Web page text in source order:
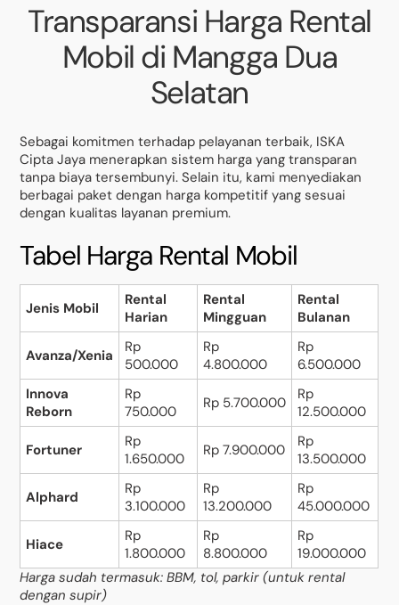
Transparansi Harga Rental
Mobil di Mangga Dua
Selatan
Sebagai komitmen terhadap pelayanan terbaik, ISKA
Cipta Jaya menerapkan sistem harga yang transparan
tanpa biaya tersembunyi. Selain itu, kami menyediakan
berbagai paket dengan harga kompetitif yang sesuai
dengan kualitas layanan premium.
Tabel Harga Rental Mobil
Jenis Mobil
Rental
Harian
Rental
Mingguan
Rental
Bulanan
Avanza/Xenia
Rp
500.000
Rp
4.800.000
Rp
6.500.000
Innova
Reborn
Rp
750.000
Rp 5.700.000
Rp
12.500.000
Fortuner
Rp
1.650.000
Rp 7.900.000
Rp
13.500.000
Alphard
Rp
3.100.000
Rp
13.200.000
Rp
45.000.000
Hiace
Rp
1.800.000
Rp
8.800.000
Rp
19.000.000
Harga sudah termasuk: BBM, tol, parkir (untuk rental
dengan supir)